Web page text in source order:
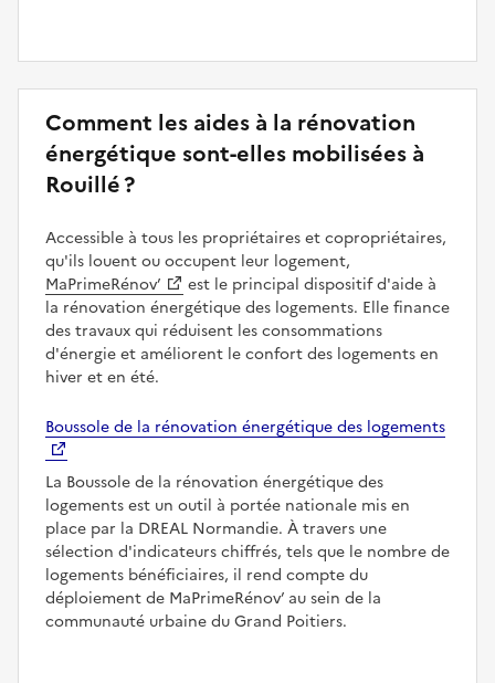
Comment les aides à la rénovation
énergétique sont-elles mobilisées à
Rouillé ?
Accessible à tous les propriétaires et copropriétaires,
qu'ils louent ou occupent leur logement,
MaPrimeRénov’
est le principal dispositif d'aide à
la rénovation énergétique des logements. Elle finance
des travaux qui réduisent les consommations
d'énergie et améliorent le confort des logements en
hiver et en été.
Boussole de la rénovation énergétique des logements
La Boussole de la rénovation énergétique des
logements est un outil à portée nationale mis en
place par la DREAL Normandie. À travers une
sélection d'indicateurs chiffrés, tels que le nombre de
logements bénéficiaires, il rend compte du
déploiement de MaPrimeRénov’ au sein de la
communauté urbaine du Grand Poitiers.